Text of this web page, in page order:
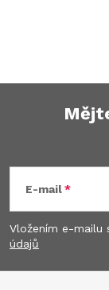
p
a
E-mail
Vložením e-mailu
údajů